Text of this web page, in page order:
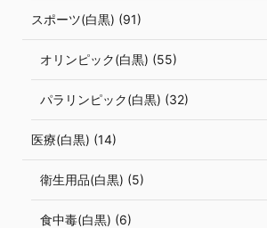
スポーツ(白黒) (91)
オリンピック(白黒) (55)
パラリンピック(白黒) (32)
医療(白黒) (14)
衛生用品(白黒) (5)
食中毒(白黒) (6)